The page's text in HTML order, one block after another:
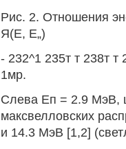
Рис. 2. Отношения
Я(Е, Е„)
- 232^1 235т т 238т
1мр.
Слева Еп = 2.9 МэВ,
максвелловских
и 14.3 МэВ [1,2]